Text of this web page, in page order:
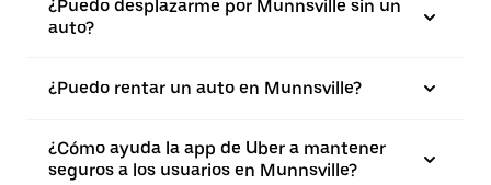
¿Puedo desplazarme por Munnsville sin un
auto?
¿Puedo rentar un auto en Munnsville?
¿Cómo ayuda la app de Uber a mantener
seguros a los usuarios en Munnsville?